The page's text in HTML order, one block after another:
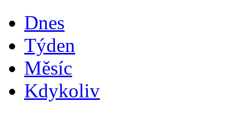
Dnes
Týden
Měsíc
Kdykoliv